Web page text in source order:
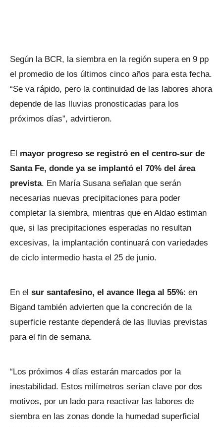
Según la BCR, la siembra en la región supera en 9 pp
el promedio de los últimos cinco años para esta fecha.
“Se va rápido, pero la continuidad de las labores ahora
depende de las lluvias pronosticadas para los
próximos días”, advirtieron.
El mayor progreso se registró en el centro-sur de
Santa Fe, donde ya se implantó el 70% del área
prevista. En María Susana señalan que serán
necesarias nuevas precipitaciones para poder
completar la siembra, mientras que en Aldao estiman
que, si las precipitaciones esperadas no resultan
excesivas, la implantación continuará con variedades
de ciclo intermedio hasta el 25 de junio.
En el sur santafesino, el avance llega al 55%: en
Bigand también advierten que la concreción de la
superficie restante dependerá de las lluvias previstas
para el fin de semana.
“Los próximos 4 días estarán marcados por la
inestabilidad. Estos milímetros serían clave por dos
motivos, por un lado para reactivar las labores de
siembra en las zonas donde la humedad superficial